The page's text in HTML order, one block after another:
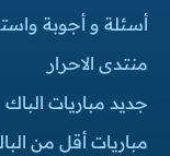
أسئلة و أجوبة
منتدى الاحرار
جديد مباريات الباك
مباريات أقل من